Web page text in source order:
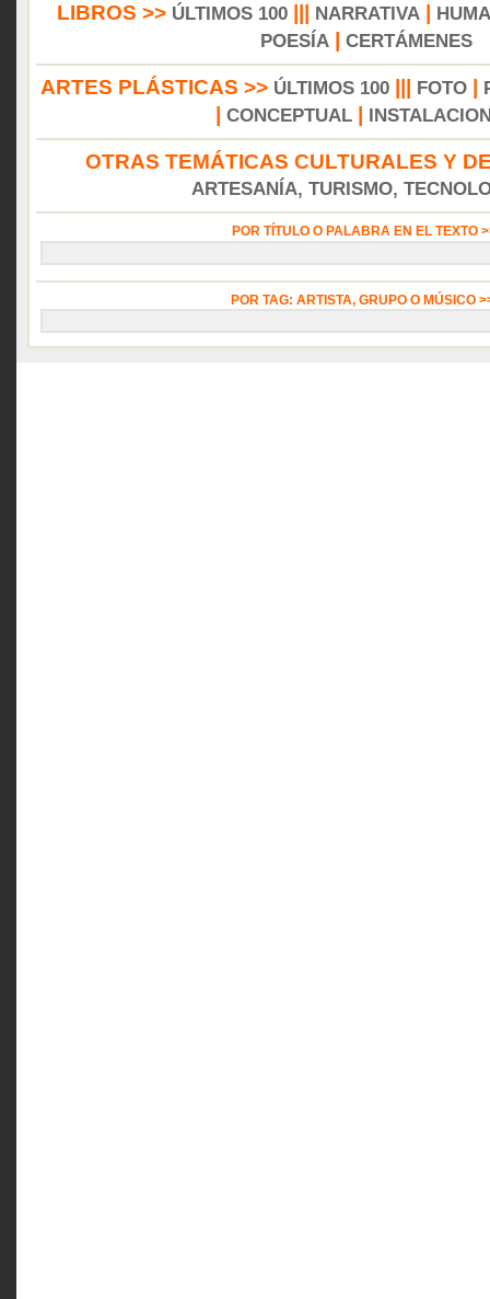
LIBROS >> ÚLTIMOS 100 NARRATIVA
POESÍA| CERTÁMENES
ARTES PLÁSTICAS >> ÚLTIMOS 100 FOTO
CONCEPTUAL
OTRAS TEMÁTICAS CULTURALES Y
ARTESANÍA, TURISMO,
POR TÍTULO O PALABRA EN EL TEXTO
POR TAG: ARTISTA, GRUPO O MÚSICO